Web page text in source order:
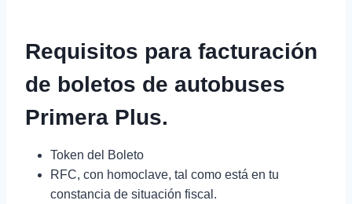
Requisitos para facturación
de boletos de autobuses
Primera Plus.
Token del Boleto
RFC, con homoclave, tal como está en tu
constancia de situación fiscal.